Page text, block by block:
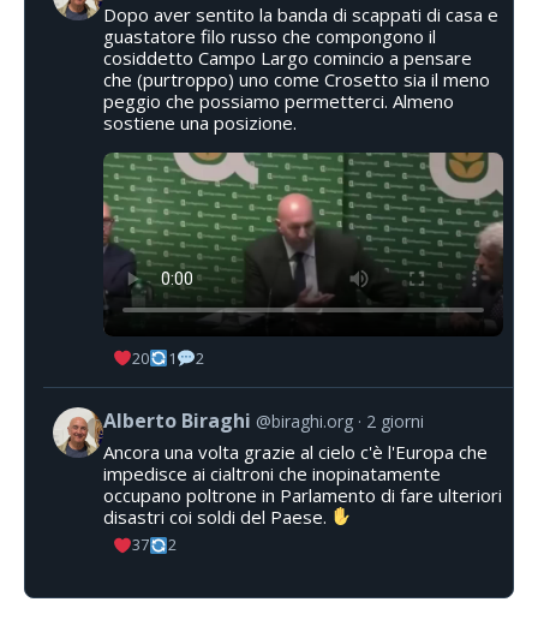
Dopo aver sentito la banda di scappati di casa e
guastatore filo russo che compongono il
cosiddetto Campo Largo comincio a pensare
che (purtroppo) uno come Crosetto sia il meno
peggio che possiamo permetterci. Almeno
sostiene una posizione.
20 1 2
Alberto Biraghi @biraghi.org 2 giorni
Ancora una volta grazie al cielo c'è l'Europa che
impedisce ai cialtroni che inopinatamente
occupano poltrone in Parlamento di fare ulteriori
disastri coi soldi del Paese.
37 2